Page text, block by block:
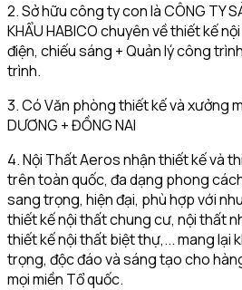
2. Sở hữu công ty con là CÔNG TY
KHẨU HABICO chuyên về thiết kế
điện, chiếu sáng + Quản lý công
trình.
3. Có Văn phòng thiết kế và xưởng
DƯƠNG + ĐỒNG NAI
4. Nội Thất Aeros nhận thiết kế và
trên toàn quốc, đa dạng phong
sang trọng, hiện đại, phù hợp với
thiết kế nội thất chung cư, nội thất
thiết kế nội thất biệt thự,... mang lại
trọng, độc đáo và sáng tạo cho
mọi miền Tổ quốc.